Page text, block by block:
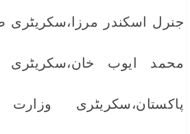
جنرل اسکندر مرزا،سکریٹری
محمد ایوب
پاکستان،سکریٹری